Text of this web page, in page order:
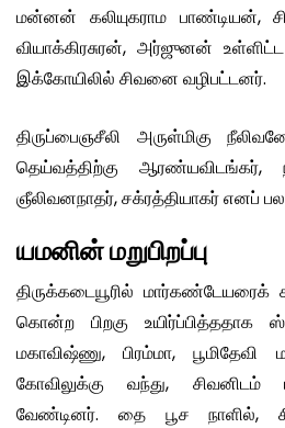
மன்னன் கலியுகராம பாண்டியன்,
வியாக்கிரசுரன், அர்ஜுனன்
இக்கோயிலில் சிவனை வழிபட்டனர்.
திருப்பைஞசீலி அருள்மிகு
தெய்வத்திற்கு ஆரண்யவிடங்கர்,
ஞீலிவனநாதர், சக்ரத்தியாகர் எனப்
யமனின் மறுபிறப்பு
திருக்கடையூரில்
கொன்ற பிறகு உயிர்ப்பித்ததாக
மகாவிஷ்ணு, பிரம்மா,
கோவிலுக்கு வந்து, சிவனிடம்
வேண்டினர். தை பூச